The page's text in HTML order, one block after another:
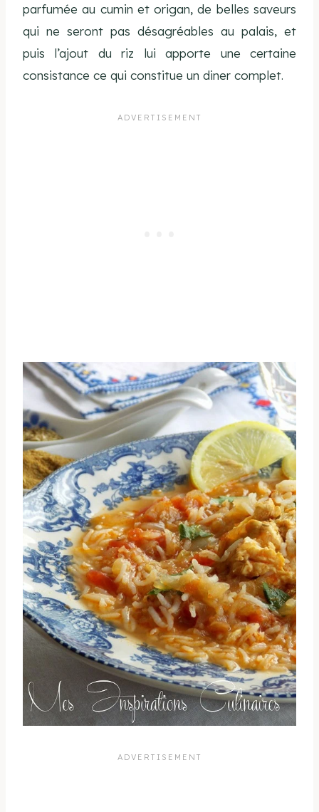
parfumée au cumin et origan, de belles saveurs
qui ne seront pas désagréables au palais, et
puis l’ajout du riz lui apporte une certaine
consistance ce qui constitue un diner complet.